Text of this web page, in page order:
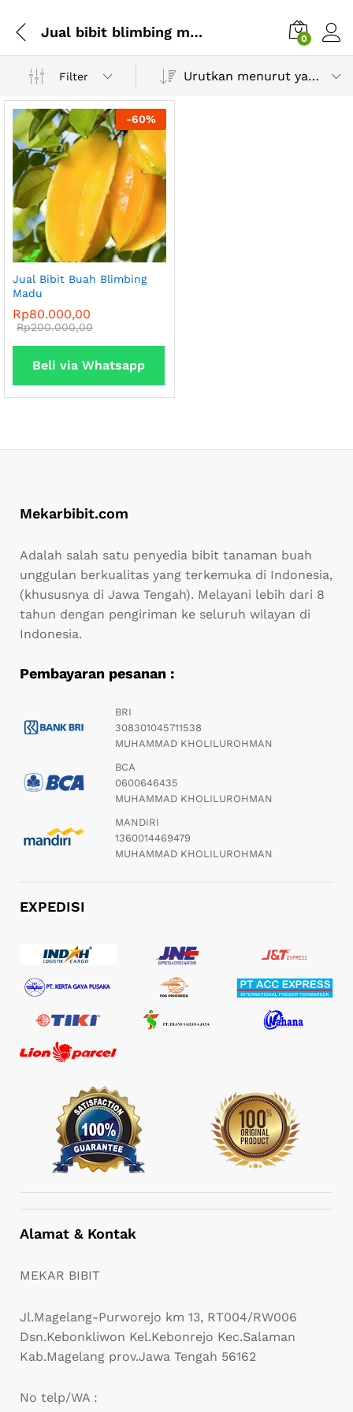
Jual bibit blimbing madu siap tanam 0
Filter Urutkan menurut yang terbaru
-60%
Jual Bibit Buah Blimbing
Madu
Rp80.000,00
Rp200.000,00
Beli via Whatsapp
Mekarbibit.com
Adalah salah satu penyedia bibit tanaman buah
unggulan berkualitas yang terkemuka di Indonesia,
(khususnya di Jawa Tengah). Melayani lebih dari 8
tahun dengan pengiriman ke seluruh wilayan di
Indonesia.
Pembayaran pesanan :
BRI
308301045711538
MUHAMMAD KHOLILUROHMAN
BCA
0600646435
MUHAMMAD KHOLILUROHMAN
MANDIRI
1360014469479
MUHAMMAD KHOLILUROHMAN
EXPEDISI
Alamat & Kontak
MEKAR BIBIT
Jl.Magelang-Purworejo km 13, RT004/RW006
Dsn.Kebonkliwon Kel.Kebonrejo Kec.Salaman
Kab.Magelang prov.Jawa Tengah 56162
No telp/WA :